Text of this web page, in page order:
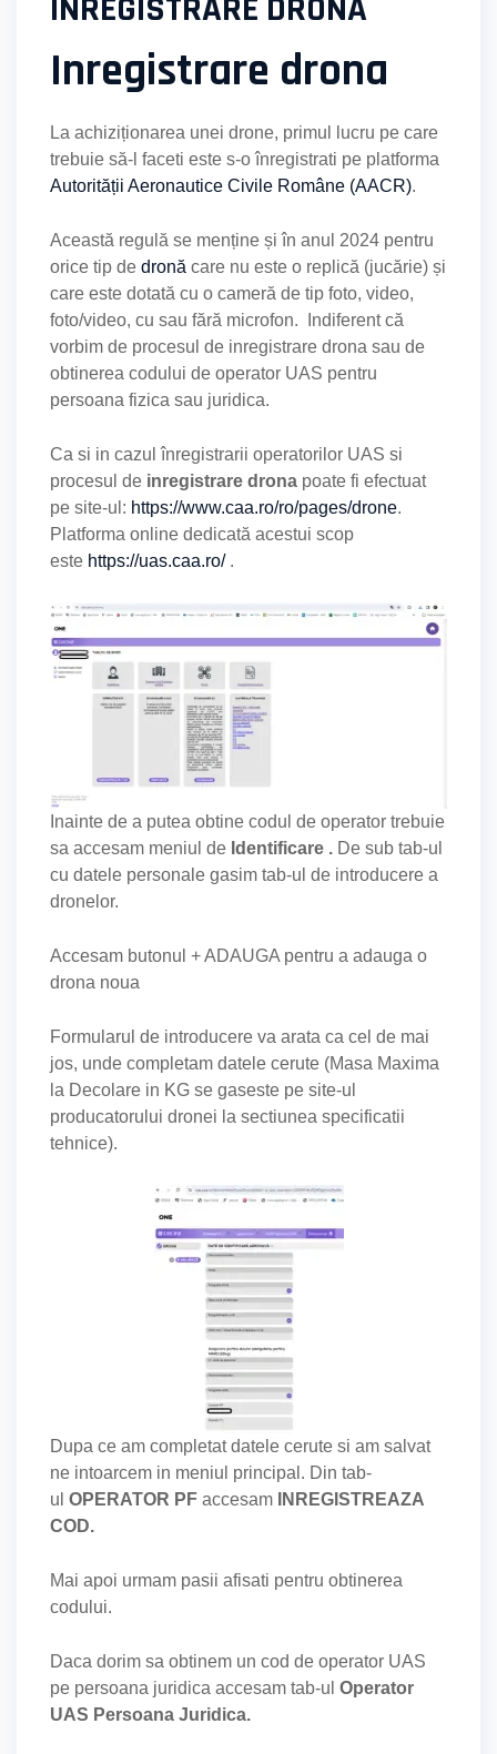
INREGISTRARE DRONA
Inregistrare drona
La achiziționarea unei drone, primul lucru pe care
trebuie să-l faceti este s-o înregistrati pe platforma
Autorității Aeronautice Civile Române (AACR).
Această regulă se menține și în anul 2024 pentru
orice tip de dronă care nu este o replică (jucărie) și
care este dotată cu o cameră de tip foto, video,
foto/video, cu sau fără microfon. Indiferent că
vorbim de procesul de inregistrare drona sau de
obtinerea codului de operator UAS pentru
persoana fizica sau juridica.
Ca si in cazul înregistrarii operatorilor UAS si
procesul de inregistrare drona poate fi efectuat
pe site-ul: https://www.caa.ro/ro/pages/drone.
Platforma online dedicată acestui scop
este https://uas.caa.ro/.
Inainte de a putea obtine codul de operator trebuie
sa accesam meniul de Identificare . De sub tab-ul
cu datele personale gasim tab-ul de introducere a
dronelor.
Accesam butonul + ADAUGA pentru a adauga o
drona noua
Formularul de introducere va arata ca cel de mai
jos, unde completam datele cerute (Masa Maxima
la Decolare in KG se gaseste pe site-ul
producatorului dronei la sectiunea specificatii
tehnice).
Dupa ce am completat datele cerute si am salvat
ne intoarcem in meniul principal. Din tab-
ul OPERATOR PF accesam
INREGISTREAZA
COD.
Mai apoi urmam pasii afisati pentru obtinerea
codului.
Daca dorim sa obtinem un cod de operator UAS
pe persoana juridica accesam tab-ul Operator
UAS Persoana Juridica.